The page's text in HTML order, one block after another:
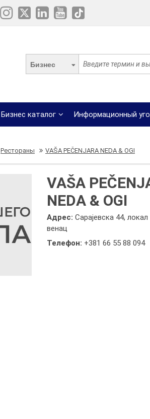
Бизнес
Бизнес каталог Информационный
Рестораны VAŠA PEČENJARA NEDA & OGI
VAŠA
NEDA & OGI
Адрес:Сарајевска 44,
венац
Телефон: +381 66 55 88 094